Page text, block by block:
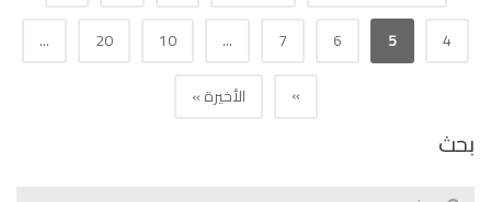
4
5
6
7
...
10
20
...
»
الأخيرة »
بحث